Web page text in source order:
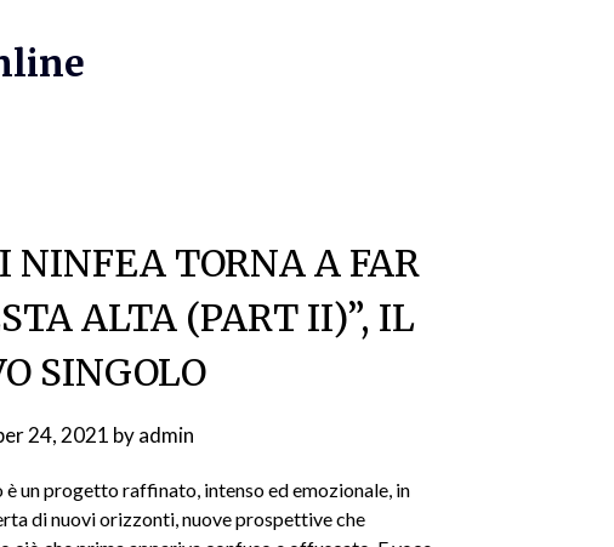
NINFEA TORNA A FAR
ALTA (PART II)”, IL
SINGOLO
24, 2021 byadmin
è un progetto raffinato, intenso ed emozionale, in
di nuovi orizzonti, nuove prospettive che